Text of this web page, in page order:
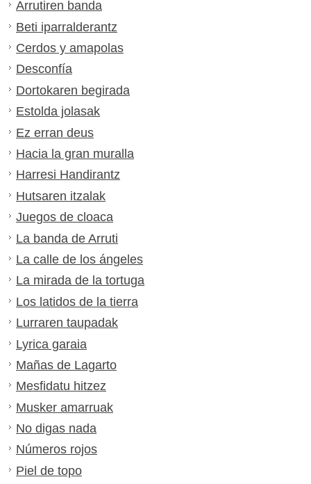
Arrutiren banda
Beti iparralderantz
Cerdos y amapolas
Desconfía
Dortokaren begirada
Estolda jolasak
Ez erran deus
Hacia la gran muralla
Harresi Handirantz
Hutsaren itzalak
Juegos de cloaca
La banda de Arruti
La calle de los ángeles
La mirada de la tortuga
Los latidos de la tierra
Lurraren taupadak
Lyrica garaia
Mañas de Lagarto
Mesfidatu hitzez
Musker amarruak
No digas nada
Números rojos
Piel de topo